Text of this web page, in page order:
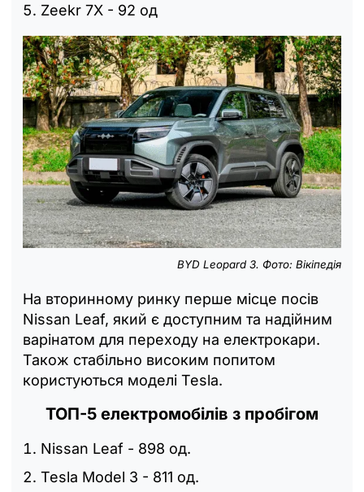
Zeekr 7X - 92 од
BYD Leopard 3. Фото: Вікіпедія
На вторинному ринку перше місце посів
Nissan Leaf, який є доступним та надійним
варінатом для переходу на електрокари.
Також стабільно високим попитом
користуються моделі Tesla.
ТОП-5 електромобілів з пробігом
Nissan Leaf - 898 од.
Tesla Model 3 - 811 од.